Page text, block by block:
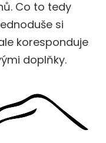
Co to tedy
si
koresponduje
doplňky.